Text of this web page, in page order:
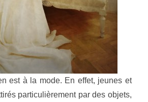
est à la mode. En effet, jeunes et
particulièrement par des objets,